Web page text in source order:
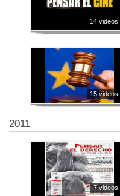
14 videos
15 videos
2011
7 videos